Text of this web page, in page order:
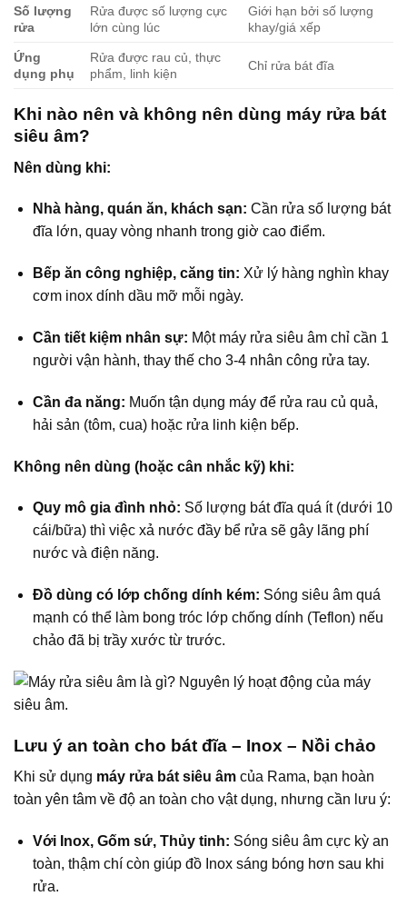
Số lượng
rửa
Rửa được số lượng cực
lớn cùng lúc
Giới hạn bởi số lượng
khay/giá xếp
Ứng
dụng phụ
Rửa được rau củ, thực
phẩm, linh kiện
Chỉ rửa bát đĩa
Khi nào nên và không nên dùng máy rửa bát
siêu âm?
Nên dùng khi:
Nhà hàng, quán ăn, khách sạn: Cần rửa số lượng bát
đĩa lớn, quay vòng nhanh trong giờ cao điểm.
Bếp ăn công nghiệp, căng tin: Xử lý hàng nghìn khay
cơm inox dính dầu mỡ mỗi ngày.
Cần tiết kiệm nhân sự: Một máy rửa siêu âm chỉ cần 1
người vận hành, thay thế cho 3-4 nhân công rửa tay.
Cần đa năng: Muốn tận dụng máy để rửa rau củ quả,
hải sản (tôm, cua) hoặc rửa linh kiện bếp.
Không nên dùng (hoặc cân nhắc kỹ) khi:
Quy mô gia đình nhỏ: Số lượng bát đĩa quá ít (dưới 10
cái/bữa) thì việc xả nước đầy bể rửa sẽ gây lãng phí
nước và điện năng.
Đồ dùng có lớp chống dính kém: Sóng siêu âm quá
mạnh có thể làm bong tróc lớp chống dính (Teflon) nếu
chảo đã bị trầy xước từ trước.
Lưu ý an toàn cho bát đĩa – Inox – Nồi chảo
Khi sử dụng máy rửa bát siêu âm của Rama, bạn hoàn
toàn yên tâm về độ an toàn cho vật dụng, nhưng cần lưu ý:
Với Inox, Gốm sứ, Thủy tinh: Sóng siêu âm cực kỳ an
toàn, thậm chí còn giúp đồ Inox sáng bóng hơn sau khi
rửa.